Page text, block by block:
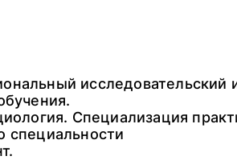
исследовательский
Специализация